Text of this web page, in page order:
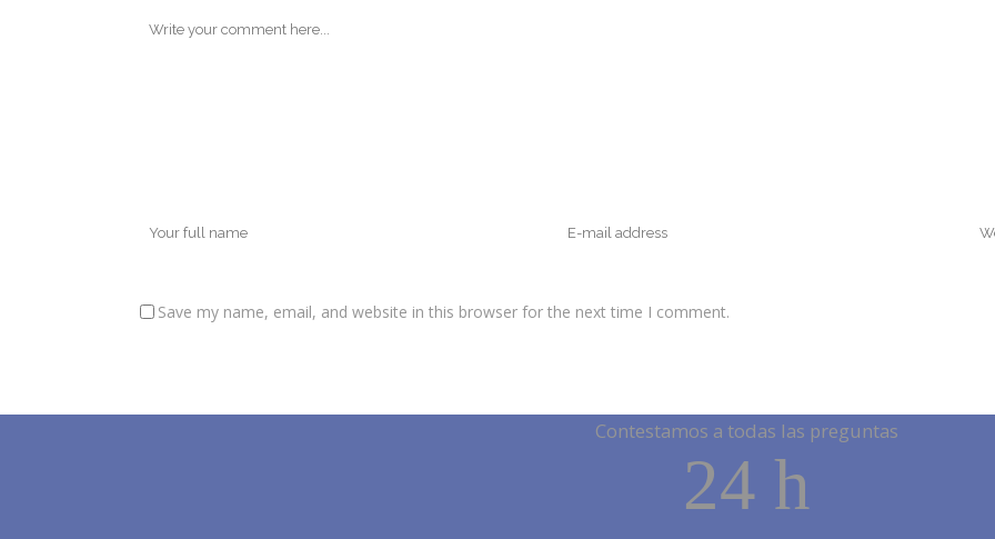
Save my name, email, and website in this browser for the next time I comment.
Contestamos a todas las preguntas
24 h